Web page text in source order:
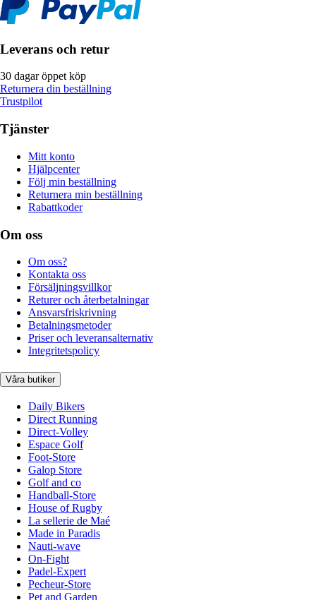
Leverans och retur
30 dagar öppet köp
Returnera din beställning
Trustpilot
Tjänster
Mitt konto
Hjälpcenter
Följ min beställning
Returnera min beställning
Rabattkoder
Om oss
Om oss?
Kontakta oss
Försäljningsvillkor
Returer och återbetalningar
Ansvarsfriskrivning
Betalningsmetoder
Priser och leveransalternativ
Integritetspolicy
Våra butiker
Daily Bikers
Direct Running
Direct-Volley
Espace Golf
Foot-Store
Galop Store
Golf and co
Handball-Store
House of Rugby
La sellerie de Maé
Made in Paradis
Nauti-wave
On-Fight
Padel-Expert
Pecheur-Store
Pet and Garden